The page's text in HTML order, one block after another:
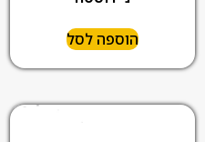
הוספה לסל